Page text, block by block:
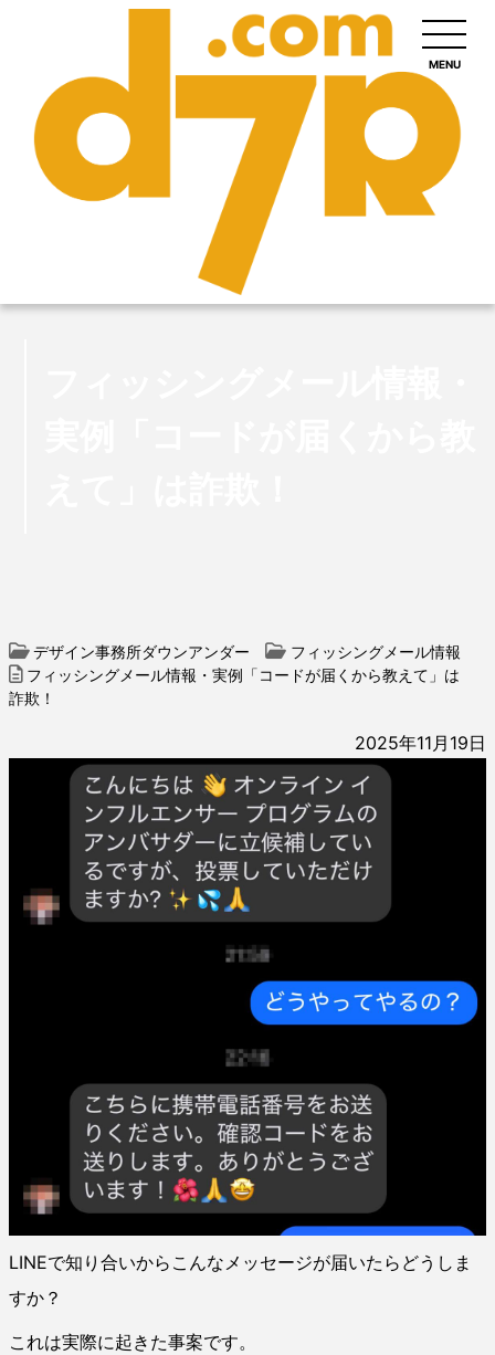
MENU
デザイン事務所ダウンアンダー
フィッシングメール情報
フィッシングメール情報・実例「コードが届くから教えて」は
詐欺！
2025年11月19日
LINEで知り合いからこんなメッセージが届いたらどうしま
すか？
これは実際に起きた事案です。